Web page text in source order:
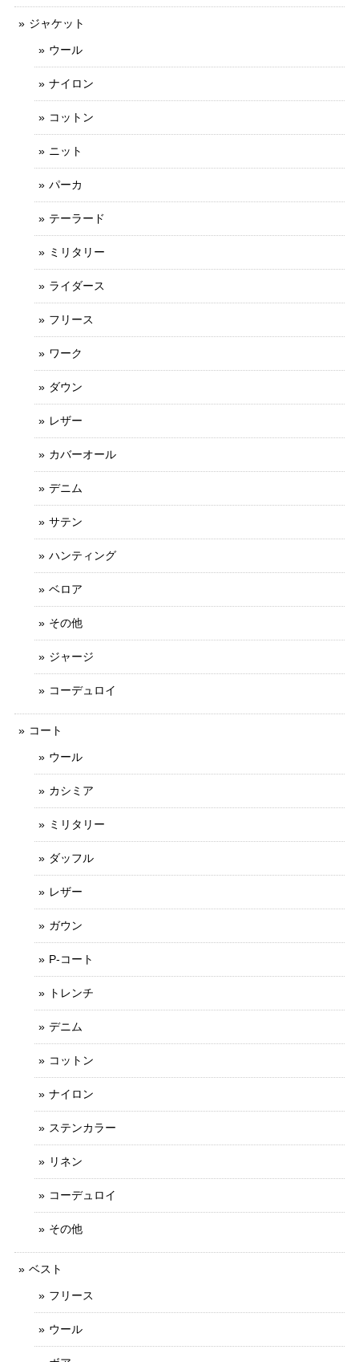
ジャケット
ウール
ナイロン
コットン
ニット
パーカ
テーラード
ミリタリー
ライダース
フリース
ワーク
ダウン
レザー
カバーオール
デニム
サテン
ハンティング
ベロア
その他
ジャージ
コーデュロイ
コート
ウール
カシミア
ミリタリー
ダッフル
レザー
ガウン
P-コート
トレンチ
デニム
コットン
ナイロン
ステンカラー
リネン
コーデュロイ
その他
ベスト
フリース
ウール